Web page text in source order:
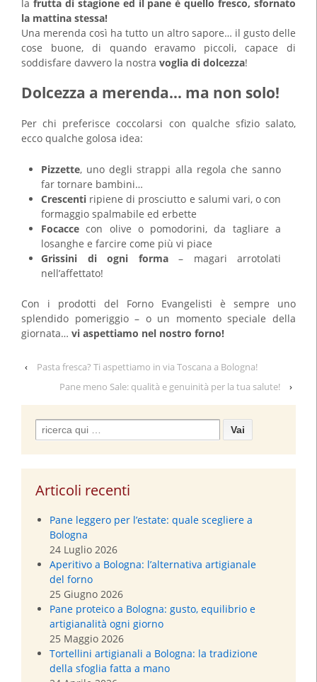
la frutta di stagione ed il pane è quello fresco, sfornato
la mattina stessa!
Una merenda così ha tutto un altro sapore… il gusto delle
cose buone, di quando eravamo piccoli, capace di
soddisfare davvero la nostra voglia di dolcezza!
Dolcezza a merenda… ma non solo!
Per chi preferisce coccolarsi con qualche sfizio salato,
ecco qualche golosa idea:
Pizzette, uno degli strappi alla regola che sanno
far tornare bambini…
Crescenti ripiene di prosciutto e salumi vari, o con
formaggio spalmabile ed erbette
Focacce con olive o pomodorini, da tagliare a
losanghe e farcire come più vi piace
Grissini di ogni forma– magari arrotolati
nell’affettato!
Con i prodotti del Forno Evangelisti è sempre uno
splendido pomeriggio – o un momento speciale della
giornata… vi aspettiamo nel nostro forno!
‹
Pasta fresca? Ti aspettiamo in via Toscana a Bologna!
Pane meno Sale: qualità e genuinità per la tua salute!
›
Search
for:
Articoli recenti
Pane leggero per l’estate: quale scegliere a
Bologna
24 Luglio 2026
Aperitivo a Bologna: l’alternativa artigianale
del forno
25 Giugno 2026
Pane proteico a Bologna: gusto, equilibrio e
artigianalità ogni giorno
25 Maggio 2026
Tortellini artigianali a Bologna: la tradizione
della sfoglia fatta a mano